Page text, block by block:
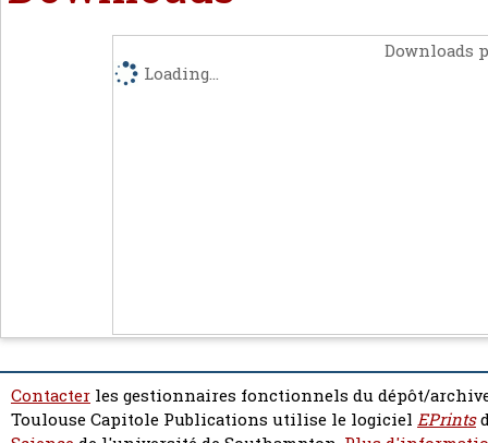
Downloads
Loading...
Contacter les gestionnaires fonctionnels du dépôt/
Toulouse Capitole Publications utilise le logiciel EPrints